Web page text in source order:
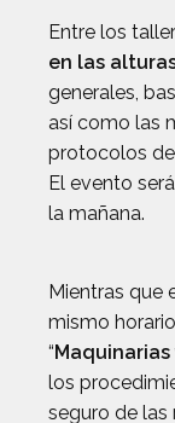
Entre los
en las
generales,
así como las
protocolos
El evento
la mañana.
Mientras que
mismo
“Maquinarias
los
seguro de las